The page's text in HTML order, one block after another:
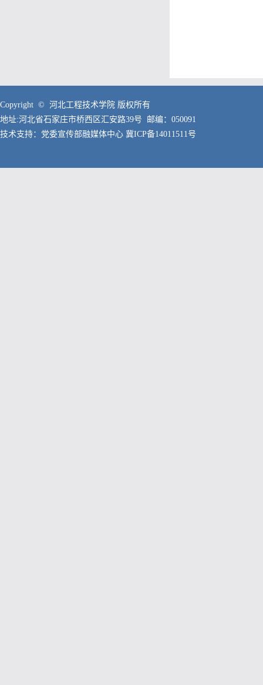
Copyright © 河北工程技术学院 版权所有
地址:河北省石家庄市桥西区汇安路39号 邮编：050091
技术支持：党委宣传部融媒体中心 冀ICP备14011511号